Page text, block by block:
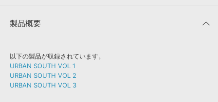
製品概要
以下の製品が収録されています。
URBAN SOUTH VOL 1
URBAN SOUTH VOL 2
URBAN SOUTH VOL 3